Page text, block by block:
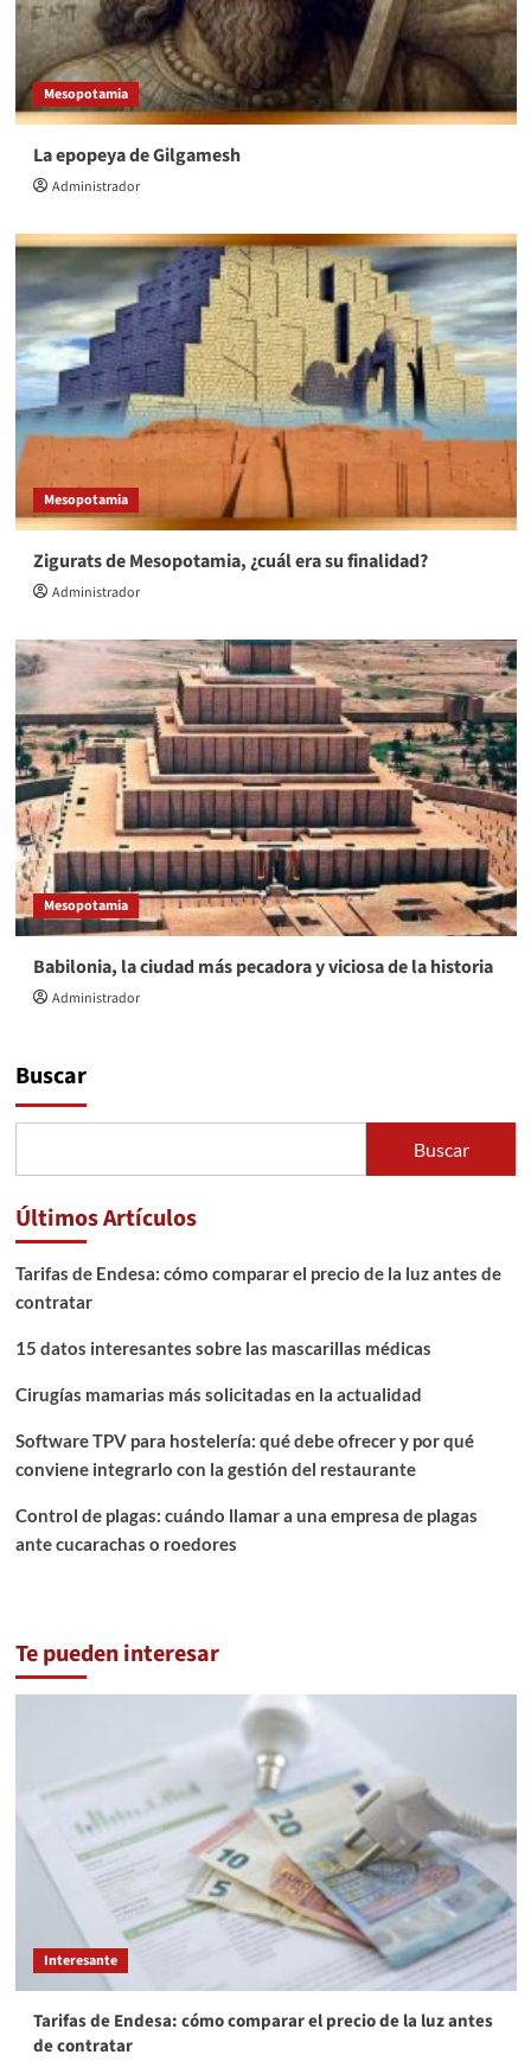
Mesopotamia
La epopeya de Gilgamesh
Administrador
Mesopotamia
Zigurats de Mesopotamia, ¿cuál era su finalidad?
Administrador
Mesopotamia
Babilonia, la ciudad más pecadora y viciosa de la historia
Administrador
Buscar
Buscar
Últimos Artículos
Tarifas de Endesa: cómo comparar el precio de la luz antes de
contratar
15 datos interesantes sobre las mascarillas médicas
Cirugías mamarias más solicitadas en la actualidad
Software TPV para hostelería: qué debe ofrecer y por qué
conviene integrarlo con la gestión del restaurante
Control de plagas: cuándo llamar a una empresa de plagas
ante cucarachas o roedores
Te pueden interesar
Interesante
Tarifas de Endesa: cómo comparar el precio de la luz antes
de contratar